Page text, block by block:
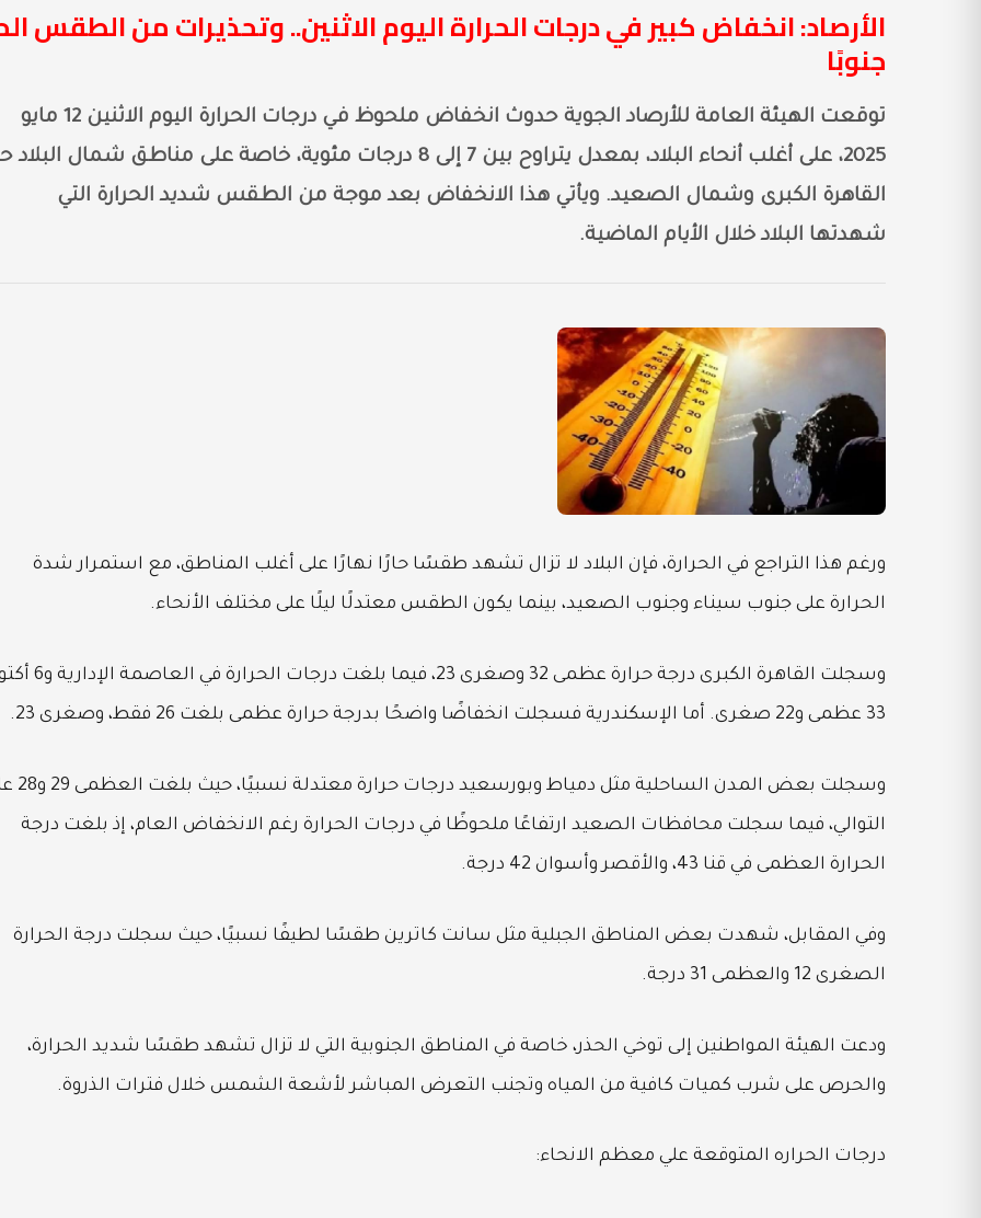
الأرصاد: انخفاض كبير في درجات الحرارة اليوم الاثنين.. وتحذيرات من الطقس
جنوبًا
توقعت الهيئة العامة للأرصاد الجوية حدوث انخفاض ملحوظ في درجات الحرارة اليوم الاثنين 12 مايو
2025، على أغلب أنحاء البلاد، بمعدل يتراوح بين 7 إلى 8 درجات مئوية، خاصة على مناطق شمال
القاهرة الكبرى وشمال الصعيد. ويأتي هذا الانخفاض بعد موجة من الطقس شديد الحرارة التي
شهدتها البلاد خلال الأيام الماضية.
ورغم هذا التراجع في الحرارة، فإن البلاد لا تزال تشهد طقسًا حارًا نهارًا على أغلب المناطق، مع استمرار شدة
الحرارة على جنوب سيناء وجنوب الصعيد، بينما يكون الطقس معتدلًا ليلًا على مختلف الأنحاء.
وسجلت القاهرة الكبرى درجة حرارة عظمى 32 وصغرى 23، فيما
33 عظمى و22 صغرى. أما الإسكندرية فسجلت انخفاضًا واضحًا بدرجة حرارة عظمى بلغت 26 فقط، وصغرى 23.
وسجلت بعض المدن الساحلية مثل
التوالي، فيما سجلت محافظات الصعيد ارتفاعًا ملحوظًا في درجات الحرارة رغم الانخفاض العام، إذ بلغت درجة
الحرارة العظمى في قنا 43، والأقصر وأسوان 42 درجة.
وفي المقابل، شهدت بعض المناطق الجبلية مثل سانت كاترين طقسًا لطيفًا نسبيًا، حيث سجلت درجة الحرارة
الصغرى 12 والعظمى 31 درجة.
ودعت الهيئة المواطنين إلى توخي الحذر، خاصة في المناطق الجنوبية التي لا تزال تشهد طقسًا شديد الحرارة،
والحرص على شرب كميات كافية من المياه وتجنب التعرض المباشر لأشعة الشمس خلال فترات الذروة.
درجات الحراره المتوقعة علي معظم الانحاء: